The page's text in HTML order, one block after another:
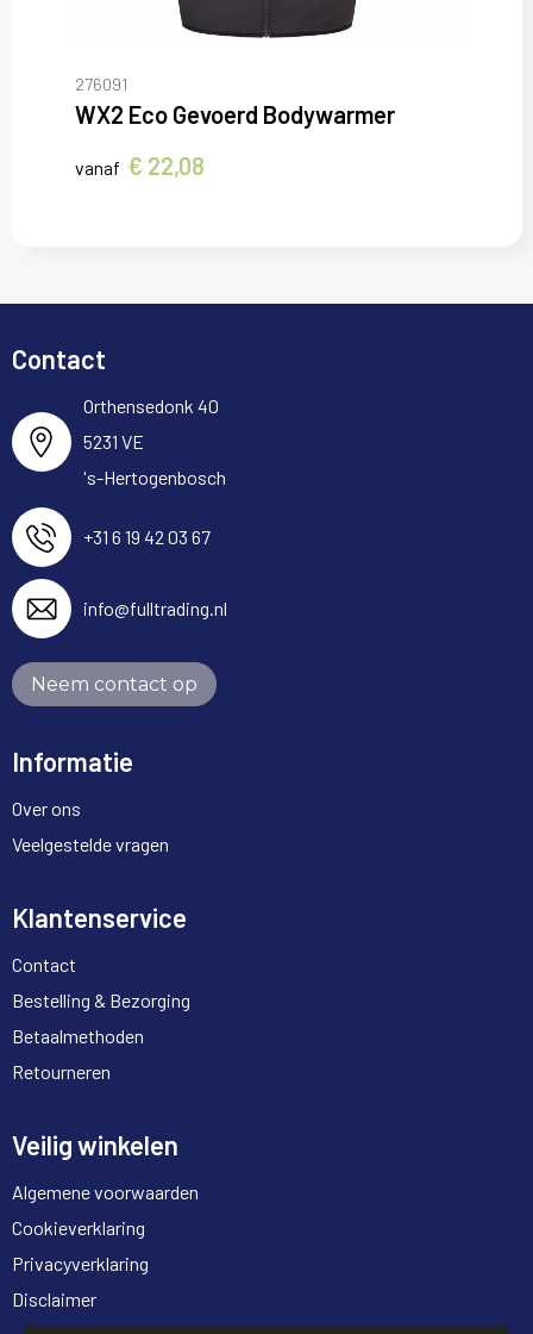
276091
WX2 Eco Gevoerd Bodywarmer
vanaf € 22,08
Contact
Orthensedonk 40
5231 VE
's-Hertogenbosch
+31 6 19 42 03 67
info@fulltrading.nl
Neem contact op
Informatie
Over ons
Veelgestelde vragen
Klantenservice
Contact
Bestelling & Bezorging
Betaalmethoden
Retourneren
Veilig winkelen
Algemene voorwaarden
Cookieverklaring
Privacyverklaring
Disclaimer